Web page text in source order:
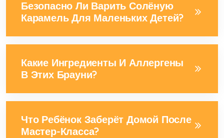
Безопасно Ли Варить Солёную
Карамель Для Маленьких Детей?
Какие Ингредиенты И Аллергены
В Этих Брауни?
Что Ребёнок Заберёт Домой После
Мастер-Класса?